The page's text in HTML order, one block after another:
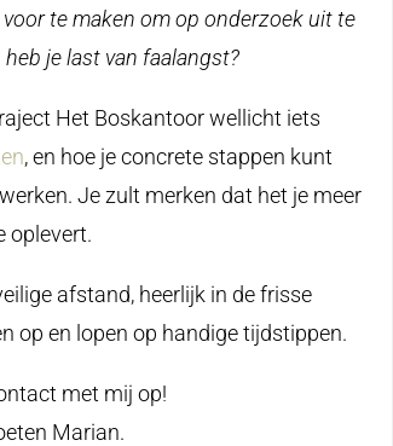
te maken om op onderzoek uit te
je last van faalangst?
Het Boskantoor wellicht iets
, en hoe je concrete stappen kunt
Je zult merken dat het je meer
oplevert.
afstand, heerlijk in de frisse
op en lopen op handige tijdstippen.
met mij op!
Marian.